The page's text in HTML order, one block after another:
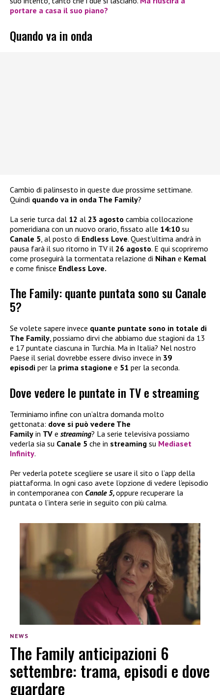
portare a casa il suo piano?
Quando va in onda
Cambio di palinsesto in queste due prossime settimane.
Quindi quando va in onda The Family?
La serie turca dal 12 al 23 agosto cambia collocazione
pomeridiana con un nuovo orario, fissato alle 14:10 su
Canale 5 , al posto di Endless Love. Quest’ultima andrà in
pausa farà il suo ritorno in TV il 26 agosto. E qui scopriremo
come proseguirà la tormentata relazione di Nihan e Kemal
e come finisce Endless Love.
The Family: quante puntata sono su Canale
5?
Se volete sapere invece quante puntate sono in totale di
The Family, possiamo dirvi che abbiamo due stagioni da 13
e 17 puntate ciascuna in Turchia. Ma in Italia? Nel nostro
Paese il serial dovrebbe essere diviso invece in 39
episodi per la prima stagione e 51 per la seconda.
Dove vedere le puntate in TV e streaming
Terminiamo infine con un’altra domanda molto
gettonata: dove si può vedere The
Family in TV e streaming? La serie televisiva possiamo
vederla sia su Canale 5 che in streaming su Mediaset
Infinity.
Per vederla potete scegliere se usare il sito o l’app della
piattaforma. In ogni caso avete l’opzione di vedere l’episodio
in contemporanea con Canale 5,oppure recuperare la
puntata o l’intera serie in seguito con più calma.
NEWS
The Family anticipazioni 6
settembre: trama, episodi e dove
guardare